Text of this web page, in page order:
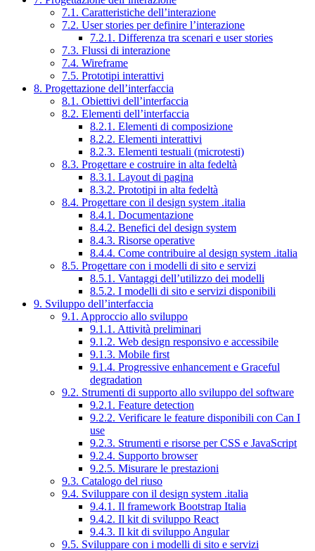
7.1. Caratteristiche dell’interazione
7.2. User stories per definire l’interazione
7.2.1. Differenza tra scenari e user stories
7.3. Flussi di interazione
7.4. Wireframe
7.5. Prototipi interattivi
8. Progettazione dell’interfaccia
8.1. Obiettivi dell’interfaccia
8.2. Elementi dell’interfaccia
8.2.1. Elementi di composizione
8.2.2. Elementi interattivi
8.2.3. Elementi testuali (microtesti)
8.3. Progettare e costruire in alta fedeltà
8.3.1. Layout di pagina
8.3.2. Prototipi in alta fedeltà
8.4. Progettare con il design system .italia
8.4.1. Documentazione
8.4.2. Benefici del design system
8.4.3. Risorse operative
8.4.4. Come contribuire al design system .italia
8.5. Progettare con i modelli di sito e servizi
8.5.1. Vantaggi dell’utilizzo dei modelli
8.5.2. I modelli di sito e servizi disponibili
9. Sviluppo dell’interfaccia
9.1. Approccio allo sviluppo
9.1.1. Attività preliminari
9.1.2. Web design responsivo e accessibile
9.1.3. Mobile first
9.1.4. Progressive enhancement e Graceful
degradation
9.2. Strumenti di supporto allo sviluppo del software
9.2.1. Feature detection
9.2.2. Verificare le feature disponibili con Can I
use
9.2.3. Strumenti e risorse per CSS e JavaScript
9.2.4. Supporto browser
9.2.5. Misurare le prestazioni
9.3. Catalogo del riuso
9.4. Sviluppare con il design system .italia
9.4.1. Il framework Bootstrap Italia
9.4.2. Il kit di sviluppo React
9.4.3. Il kit di sviluppo Angular
9.5. Sviluppare con i modelli di sito e servizi